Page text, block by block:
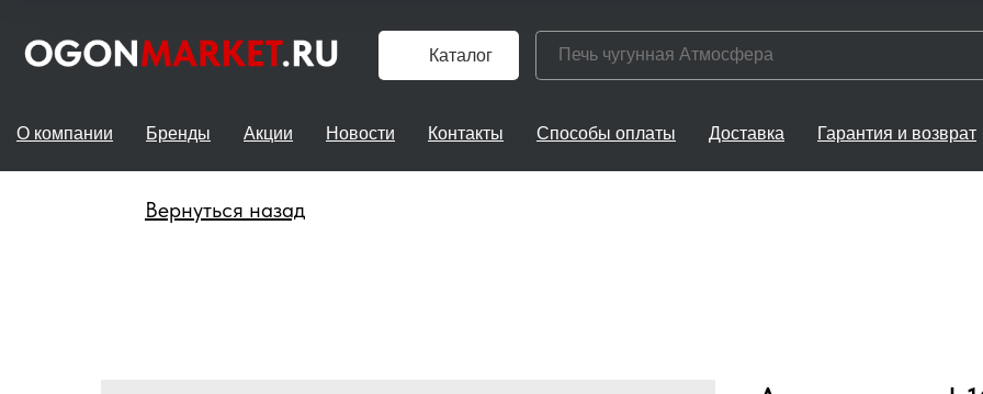
Каталог
О компании Бренды Акции Новости Контакты Способы оплаты Доставка Гарантия и возврат
Вернуться назад